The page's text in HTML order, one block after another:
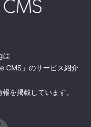
は
CMS」のサービス紹介
を掲載しています。